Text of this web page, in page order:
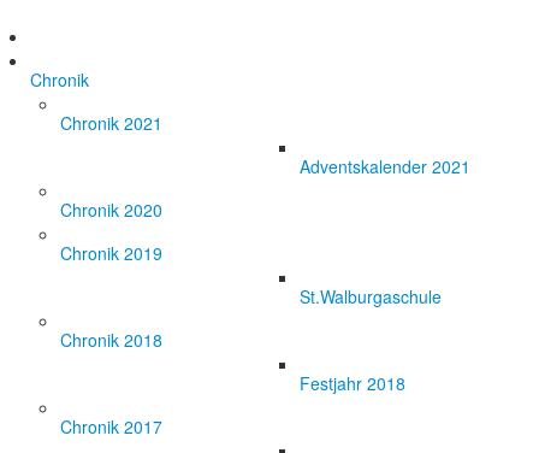
Chronik
Chronik 2021
Adventskalender 2021
Chronik 2020
Chronik 2019
St.Walburgaschule
Chronik 2018
Festjahr 2018
Chronik 2017